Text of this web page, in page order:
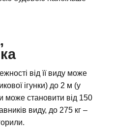
від її виду може
ігунки) до 2 м (у
може становити від 150
виду, до 275 кг –